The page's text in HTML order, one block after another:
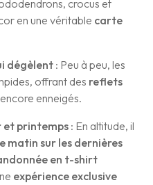
crocus et
en une véritable carte
dégèlent: Peu à peu, les
offrant des reflets
enneigés.
et printemps: En altitude, il
matin sur les dernières
en t-shirt
expérience exclusive